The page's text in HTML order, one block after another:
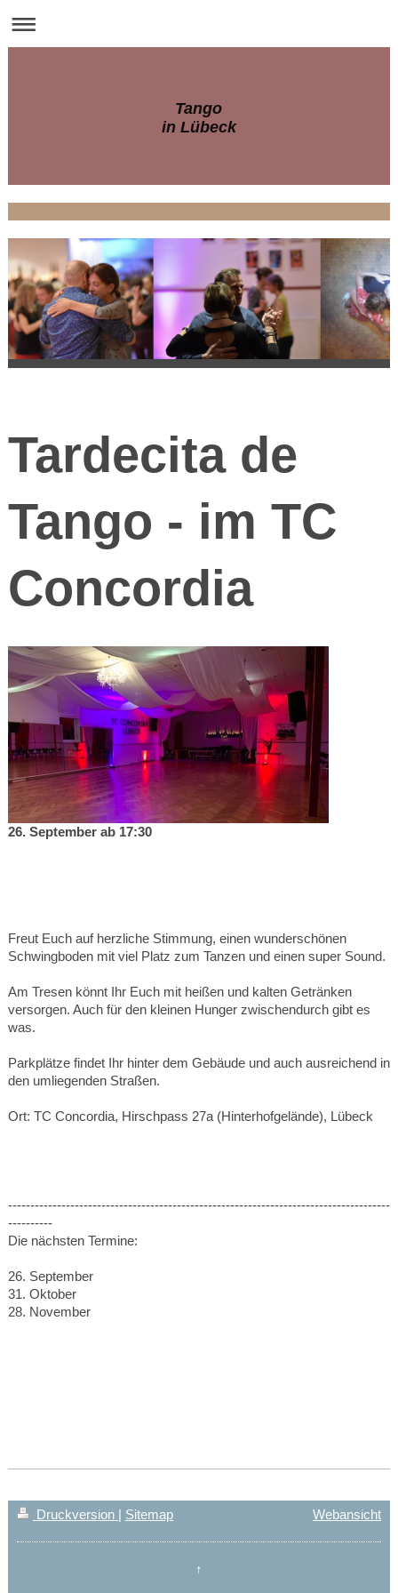
Tango
in Lübeck
Tardecita de
Tango - im TC
Concordia
26. September ab 17:30
Freut Euch auf herzliche Stimmung, einen wunderschönen
Schwingboden mit viel Platz zum Tanzen und einen super Sound.
Am Tresen könnt Ihr Euch mit heißen und kalten Getränken
versorgen. Auch für den kleinen Hunger zwischendurch gibt es
was.
Parkplätze findet Ihr hinter dem Gebäude und auch ausreichend in
den umliegenden Straßen.
Ort: TC Concordia, Hirschpass 27a (Hinterhofgelände), Lübeck
--------------------------------------------------------------------------------------
----------
Die nächsten Termine:
26. September
31. Oktober
28. November
Druckversion | Sitemap Webansicht
↑